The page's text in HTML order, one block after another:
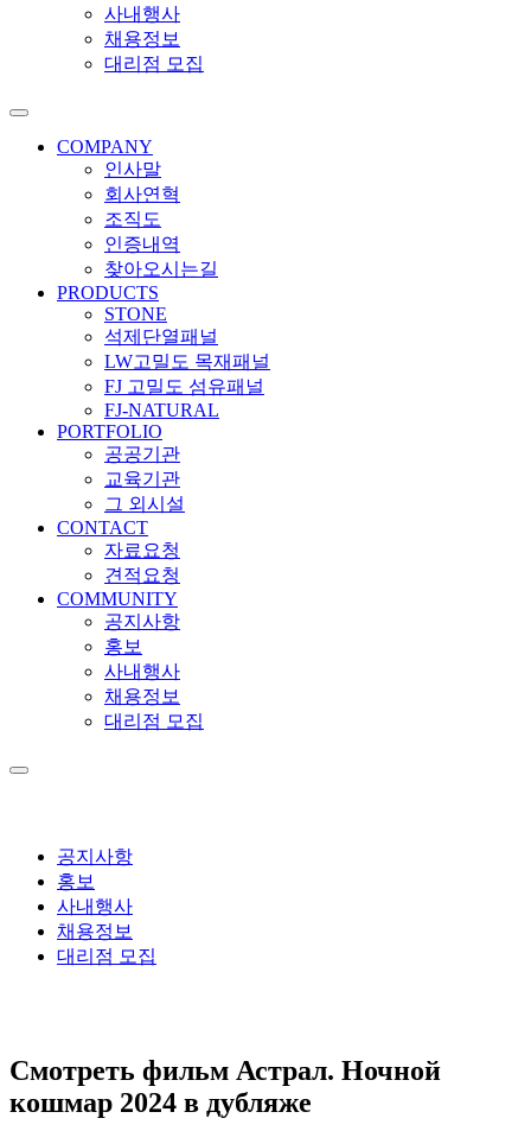
사내행사
채용정보
대리점 모집
COMPANY
인사말
회사연혁
조직도
인증내역
찾아오시는길
PRODUCTS
STONE
석제단열패널
LW고밀도 목재패널
FJ 고밀도 섬유패널
FJ-NATURAL
PORTFOLIO
공공기관
교육기관
그 외시설
CONTACT
자료요청
견적요청
COMMUNITY
공지사항
홍보
사내행사
채용정보
대리점 모집
공지사항
홍보
사내행사
채용정보
대리점 모집
Смотреть фильм Астрал. Ночной
кошмар 2024 в дубляже